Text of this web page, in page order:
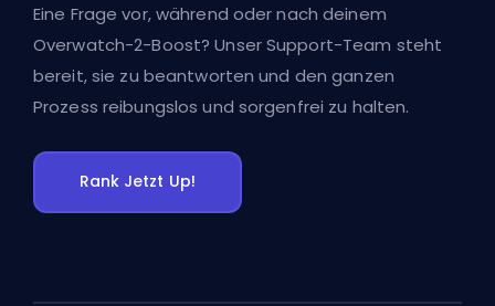
Eine Frage vor, während oder nach deinem
Overwatch-2-Boost? Unser Support-Team steht
bereit, sie zu beantworten und den ganzen
Prozess reibungslos und sorgenfrei zu halten.
Rank Jetzt Up!